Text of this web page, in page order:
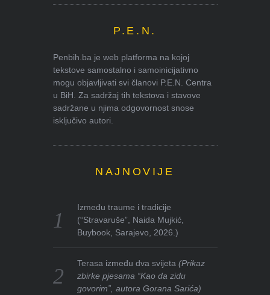
P.E.N.
Penbih.ba je web platforma na kojoj
tekstove samostalno i samoinicijativno
mogu objavljivati svi članovi P.E.N. Centra
u BiH. Za sadržaj tih tekstova i stavove
sadržane u njima odgovornost snose
isključivo autori.
NAJNOVIJE
Između traume i tradicije
(“Stravaruše”, Naida Mujkić,
Buybook, Sarajevo, 2026.)
Terasa između dva svijeta(Prikaz
zbirke pjesama “Kao da zidu
govorim”, autora Gorana Sarića)